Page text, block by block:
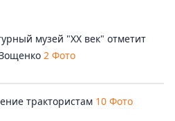
музей "ХХ век" отметит
2 Фото
трактористам 10 Фото